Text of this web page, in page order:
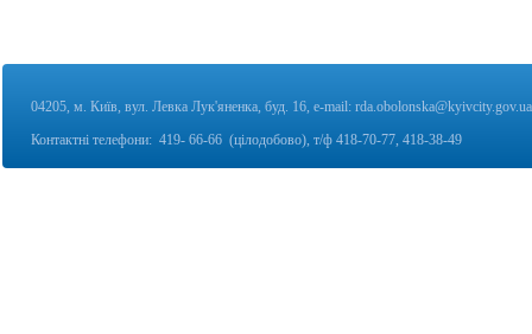
04205, м. Київ, вул. Левка Лук'яненка, буд. 16, e-mail: rda.obolonska@kyivcity.gov.ua
Контактні телефони: 419- 66-66 (цілодобово), т/ф 418-70-77, 418-38-49